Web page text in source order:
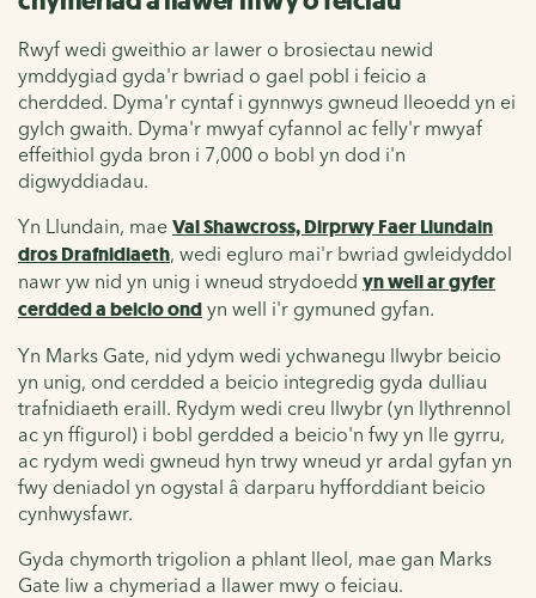
Rwyf wedi gweithio ar lawer o brosiectau newid
ymddygiad gyda'r bwriad o gael pobl i feicio a
cherdded. Dyma'r cyntaf i gynnwys gwneud lleoedd yn ei
gylch gwaith. Dyma'r mwyaf cyfannol ac felly'r mwyaf
effeithiol gyda bron i 7,000 o bobl yn dod i'n
digwyddiadau.
Yn Llundain, mae Val Shawcross, Dirprwy Faer Llundain
dros Drafnidiaeth, wedi egluro mai'r bwriad gwleidyddol
nawr yw nid yn unig i wneud strydoedd yn well ar gyfer
cerdded a beicio ond yn well i'r gymuned gyfan.
Yn Marks Gate, nid ydym wedi ychwanegu llwybr beicio
yn unig, ond cerdded a beicio integredig gyda dulliau
trafnidiaeth eraill. Rydym wedi creu llwybr (yn llythrennol
ac yn ffigurol) i bobl gerdded a beicio'n fwy yn lle gyrru,
ac rydym wedi gwneud hyn trwy wneud yr ardal gyfan yn
fwy deniadol yn ogystal â darparu hyfforddiant beicio
cynhwysfawr.
Gyda chymorth trigolion a phlant lleol, mae gan Marks
Gate liw a chymeriad a llawer mwy o feiciau.